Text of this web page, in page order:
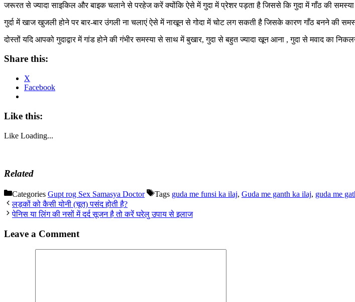
जरूरत से ज्यादा साइकिल और बाइक चलाने से परहेज करें क्योंकि ऐसे में गुदा में प्रेशर पड़ता है जिससे कि गुदा में गाँठ की समस्या
गुर्दा में खाज खुजली होने पर बार-बार उंगली ना चलाएं ऐसे में नाखून से गोदा में चोट लग सकती है जिसके कारण गाँठ बनने की
दोस्तों यदि आपको गुदाद्वार में गांड होने की गंभीर समस्या से साथ में बुखार, गुदा से बहुत ज्यादा खून आना , गुदा से मवाद का
Share this:
X
Facebook
Like this:
Like Loading...
Related
Categories Gupt rog Sex Samasya Doctor Tags guda me funsi ka ilaj, Guda me ganth ka ilaj, guda me
लड़कों को कैसी योनी (चूत) पसंद होती है?
पेनिस या लिंग की नसों में दर्द सूजन है तो करें घरेलु उपाय से इलाज
Leave a Comment